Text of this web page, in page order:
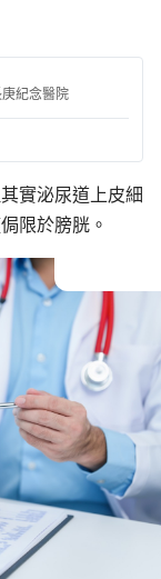
紀念醫院
實泌尿道上皮細
限於膀胱。